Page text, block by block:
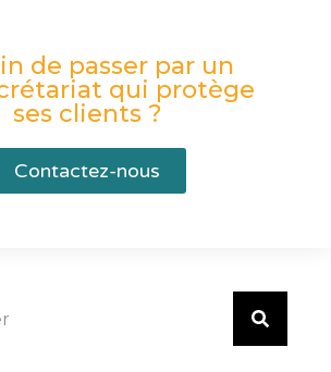
de passer par un
qui protège
ses clients ?
Contactez-nous